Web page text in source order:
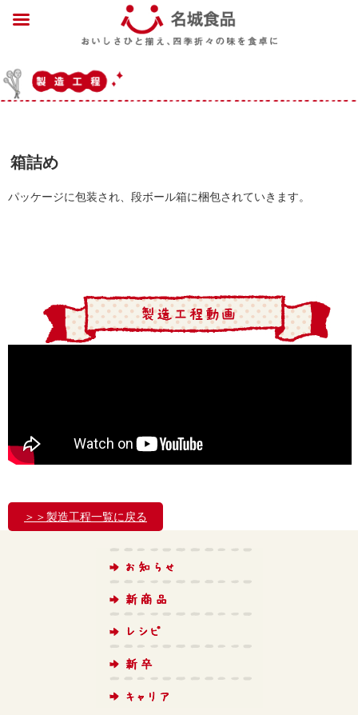
箱詰め
パッケージに包装され、段ボール箱に梱包されていきます。
＞＞製造工程一覧に戻る